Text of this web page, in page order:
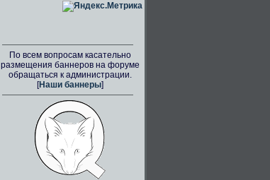
По всем вопросам касательно
размещения баннеров на форуме
обращаться к администрации.
[Наши баннеры]